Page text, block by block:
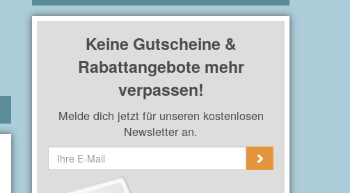
Keine Gutscheine &
Rabattangebote mehr
verpassen!
Melde dich jetzt für unseren kostenlosen
Newsletter an.